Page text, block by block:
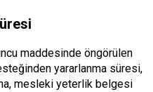
maddesinde öngörülen
yararlanma süresi,
mesleki yeterlik belgesi